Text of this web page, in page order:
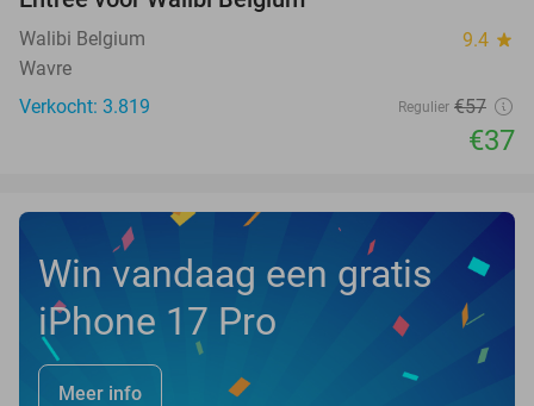
Walibi Belgium 9.4 star
Wavre
Verkocht: 3.819
Regulier €57
€37
Win vandaag een gratis
iPhone 17 Pro
Meer info